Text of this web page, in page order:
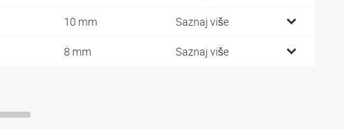
10 mm Saznaj više
8 mm Saznaj više